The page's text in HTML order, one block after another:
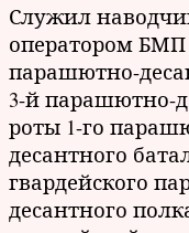
Служил
оператором БМП
парашютно-
3-й парашютно-
роты 1-го
десантного
гвардейского
десантного